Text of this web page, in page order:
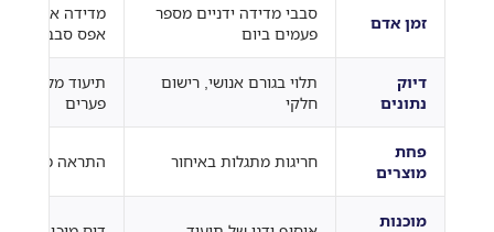
זמן אדם
סבבי מדידה ידניים מספר
פעמים ביום
מדידה
אפס סבבים
דיוק
נתונים
תלוי בגורם אנושי, רישום
חלקי
תיעוד מלא
פערים
פחת
מוצרים
חריגות מתגלות באיחור התראה מונעת
מוכנות